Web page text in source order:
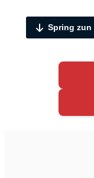
Spring zun